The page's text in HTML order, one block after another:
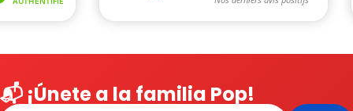
📬 ¡Únete a la familia Pop!